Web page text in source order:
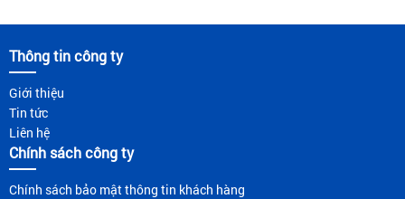
Thông tin công ty
Giới thiệu
Tin tức
Liên hệ
Chính sách công ty
Chính sách bảo mật thông tin khách hàng